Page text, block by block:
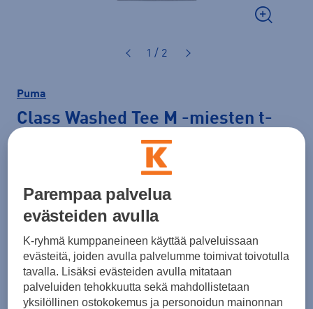
1 / 2
Puma
Class Washed Tee M -miesten t-
Koko
S M
Parempaa palvelua
evästeiden avulla
K-ryhmä kumppaneineen käyttää palveluissaan
evästeitä, joiden avulla palvelumme toimivat toivotulla
tavalla. Lisäksi evästeiden avulla mitataan
palveluiden tehokkuutta sekä mahdollistetaan
yksilöllinen ostokokemus ja personoidun mainonnan